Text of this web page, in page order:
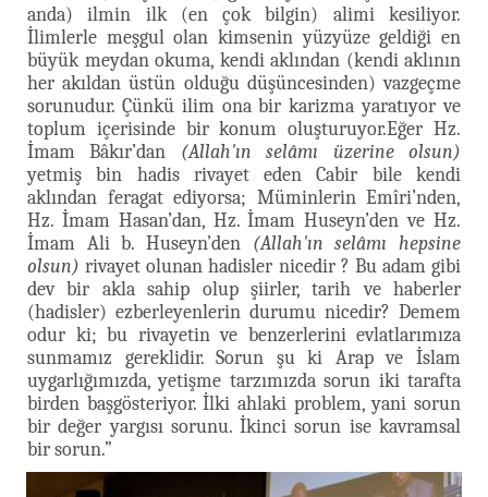
anda) ilmin ilk (en çok bilgin) alimi kesiliyor.
İlimlerle meşgul olan kimsenin yüzyüze geldiği en
büyük meydan okuma, kendi aklından (kendi aklının
her akıldan üstün olduğu düşüncesinden) vazgeçme
sorunudur. Çünkü ilim ona bir karizma yaratıyor ve
toplum içerisinde bir konum oluşturuyor.Eğer Hz.
İmam Bâkır’dan (Allah'ın selâmı üzerine olsun)
yetmiş bin hadis rivayet eden Cabir bile kendi
aklından feragat ediyorsa; Müminlerin Emîri’nden,
Hz. İmam Hasan’dan, Hz. İmam Huseyn’den ve Hz.
İmam Ali b. Huseyn’den (Allah'ın selâmı hepsine
olsun) rivayet olunan hadisler nicedir ? Bu adam gibi
dev bir akla sahip olup şiirler, tarih ve haberler
(hadisler) ezberleyenlerin durumu nicedir? Demem
odur ki; bu rivayetin ve benzerlerini evlatlarımıza
sunmamız gereklidir. Sorun şu ki Arap ve İslam
uygarlığımızda, yetişme tarzımızda sorun iki tarafta
birden başgösteriyor. İlki ahlaki problem, yani sorun
bir değer yargısı sorunu. İkinci sorun ise kavramsal
bir sorun.”